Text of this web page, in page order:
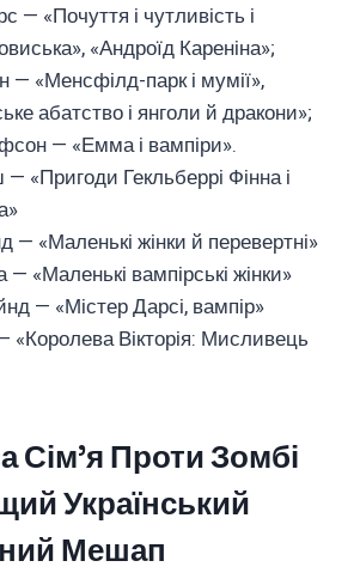
— «Почуття і чутливість і
«Андроїд Кареніна»;
— «Менсфілд-парк і мумії»,
абатство і янголи й дракони»;
— «Емма і вампіри».
«Пригоди Гекльберрі Фінна і
— «Маленькі жінки й перевертні»
— «Маленькі вампірські жінки»
— «Містер Дарсі, вампір»
Вікторія: Мисливець
Сім’я Проти Зомбі
Український
Мешап